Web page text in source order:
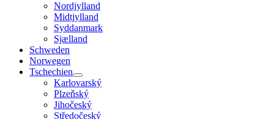
Nordjylland
Midtjylland
Syddanmark
Sjælland
Schweden
Norwegen
Tschechien
Karlovarský
Plzeňský
Jihočeský
Středočeský